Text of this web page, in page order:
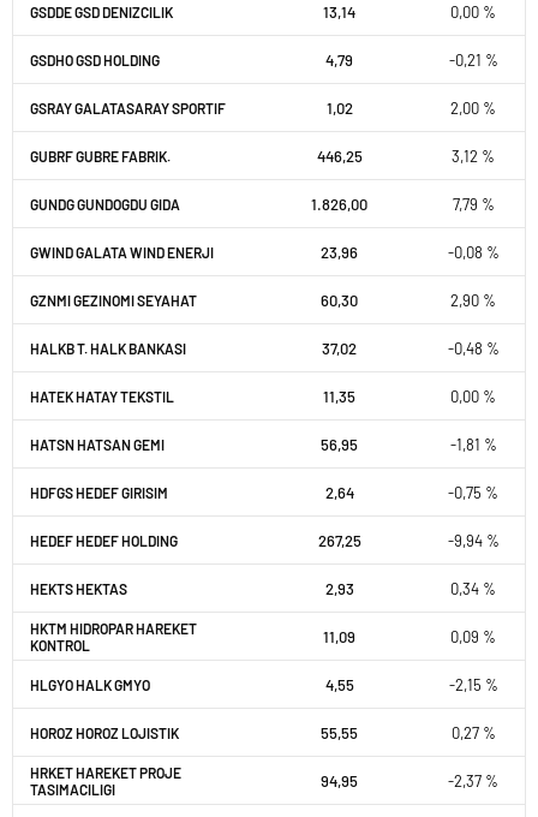
GSDDE GSD DENIZCILIK 13,14 0,00 %
GSDHO GSD HOLDING 4,79 -0,21 %
GSRAY GALATASARAY SPORTIF 1,02 2,00 %
GUBRF GUBRE FABRIK. 446,25 3,12 %
GUNDG GUNDOGDU GIDA 1.826,00 7,79 %
GWIND GALATA WIND ENERJI 23,96 -0,08 %
GZNMI GEZINOMI SEYAHAT 60,30 2,90 %
HALKB T. HALK BANKASI 37,02 -0,48 %
HATEK HATAY TEKSTIL 11,35 0,00 %
HATSN HATSAN GEMI 56,95 -1,81 %
HDFGS HEDEF GIRISIM 2,64 -0,75 %
HEDEF HEDEF HOLDING 267,25 -9,94 %
HEKTS HEKTAS 2,93 0,34 %
HKTM HIDROPAR HAREKET
KONTROL
11,09 0,09 %
HLGYO HALK GMYO 4,55 -2,15 %
HOROZ HOROZ LOJISTIK 55,55 0,27 %
HRKET HAREKET PROJE
TASIMACILIGI
94,95 -2,37 %